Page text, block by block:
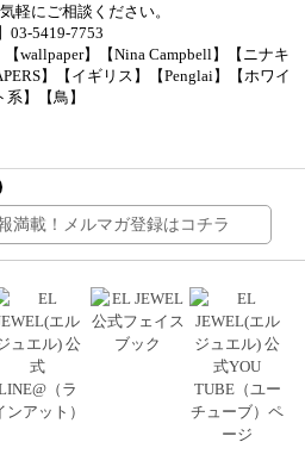
軽にご相談ください。
03-5419-7753
wallpaper】【Nina Campbell】【ニナキ
】【イギリス】【Penglai】【ホワイ
系】【鳥】
満載！メルマガ登録はコチラ